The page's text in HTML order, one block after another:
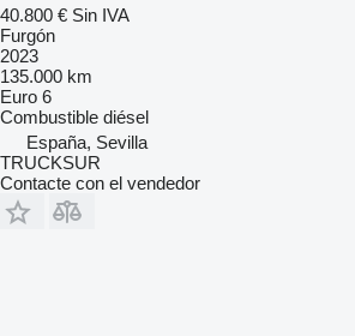
40.800 € Sin IVA
Furgón
2023
135.000 km
Euro 6
Combustible diésel
España, Sevilla
TRUCKSUR
Contacte con el vendedor